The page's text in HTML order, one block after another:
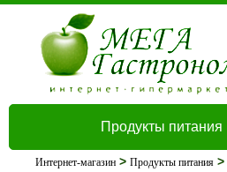
Продукты питания
Интернет-магазин> Продукты питания>